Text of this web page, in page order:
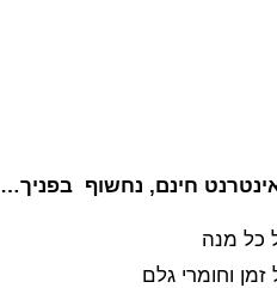
חינם, נחשוף בפניך…
כל מנה
וחומרי גלם